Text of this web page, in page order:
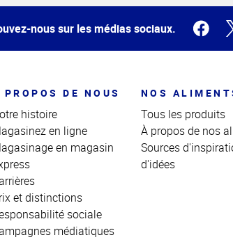
nous sur les médias sociaux.
PROPOS DE NOUS
histoire
en ligne
en magasin
et distinctions
sociale
médiatiques
NOS
Tous les produits
À propos de nos
Sources
d'idées